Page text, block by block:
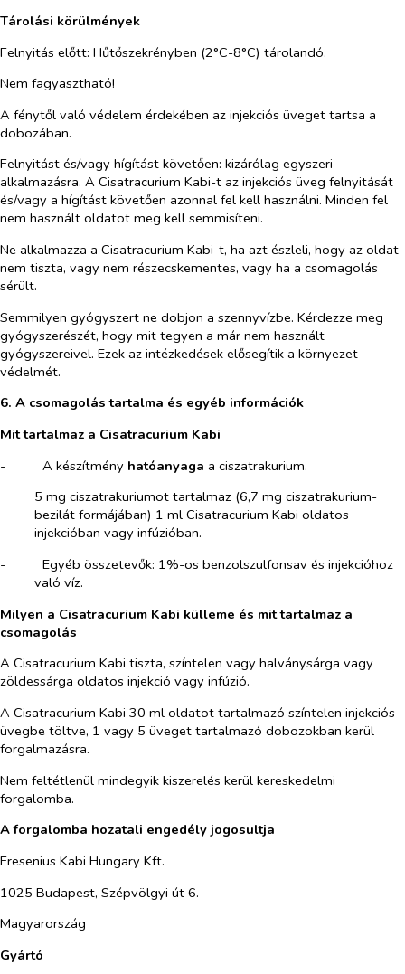
Tárolási körülmények
Felnyitás előtt: Hűtőszekrényben (2°C-8°C) tárolandó.
Nem fagyasztható!
A fénytől való védelem érdekében az injekciós üveget tartsa a
dobozában.
Felnyitást és/vagy hígítást követően: kizárólag egyszeri
alkalmazásra. A Cisatracurium Kabi-t az injekciós üveg felnyitását
és/vagy a hígítást követően azonnal fel kell használni. Minden fel
nem használt oldatot meg kell semmisíteni.
Ne alkalmazza a Cisatracurium Kabi-t, ha azt észleli, hogy az oldat
nem tiszta, vagy nem részecskementes, vagy ha a csomagolás
sérült.
Semmilyen gyógyszert ne dobjon a szennyvízbe. Kérdezze meg
gyógyszerészét, hogy mit tegyen a már nem használt
gyógyszereivel. Ezek az intézkedések elősegítik a környezet
védelmét.
6. A csomagolás tartalma és egyéb információk
Mit tartalmaz a Cisatracurium Kabi
-​
A készítmény hatóanyaga a ciszatrakurium.
5 mg ciszatrakuriumot tartalmaz (6,7 mg ciszatrakurium-
bezilát formájában) 1 ml Cisatracurium Kabi oldatos
injekcióban vagy infúzióban.
-​
Egyéb összetevők: 1%-os benzolszulfonsav és injekcióhoz
való víz.
Milyen a Cisatracurium Kabi külleme és mit tartalmaz a
csomagolás
A Cisatracurium Kabi tiszta, színtelen vagy halványsárga vagy
zöldessárga oldatos injekció vagy infúzió.
A Cisatracurium Kabi 30 ml oldatot tartalmazó színtelen injekciós
üvegbe töltve, 1 vagy 5 üveget tartalmazó dobozokban kerül
forgalmazásra.
Nem feltétlenül mindegyik kiszerelés kerül kereskedelmi
forgalomba.
A forgalomba hozatali engedély jogosultja
Fresenius Kabi Hungary Kft.
1025 Budapest, Szépvölgyi út 6.
Magyarország
Gyártó